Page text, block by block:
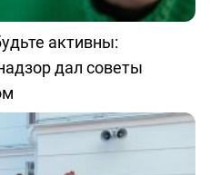
активны:
дал советы